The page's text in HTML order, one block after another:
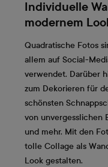
Individuelle
modernem
Quadratische Fotos
allem auf Social-
verwendet. Darüber
zum Dekorieren für
schönsten
von unvergesslichen
und mehr. Mit den
tolle Collage als
Look gestalten.